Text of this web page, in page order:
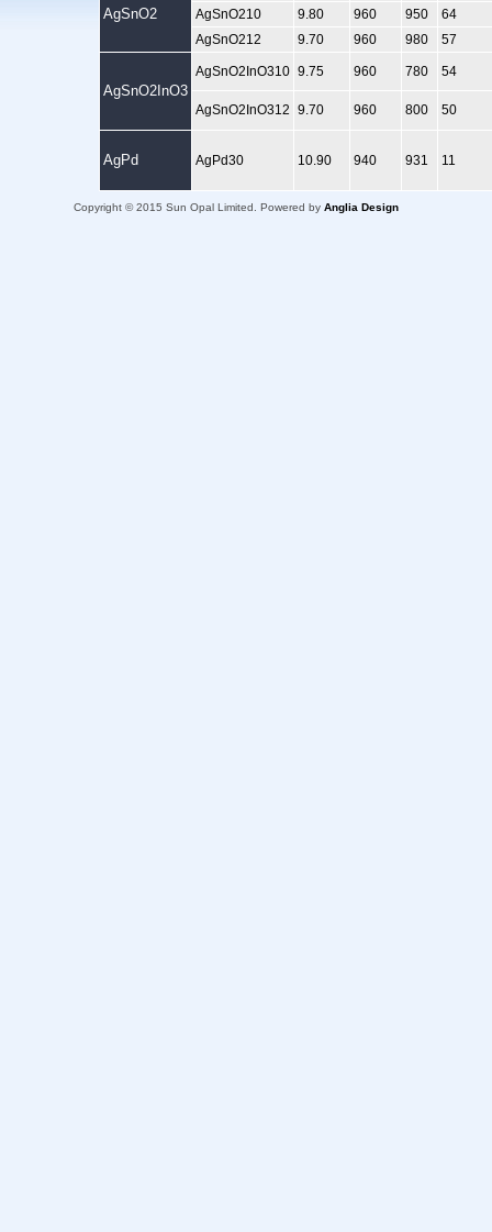
AgSnO2
AgSnO210
9.80 960 950
64
AgSnO212
9.70 960 980 57
AgSnO2InO3
AgSnO2InO310 9.75 960 780 54
AgSnO2InO312 9.70 960 800 50
AgPd AgPd30 10.90 940 931 11
Copyright © 2015 Sun Opal Limited. Powered by Anglia Design